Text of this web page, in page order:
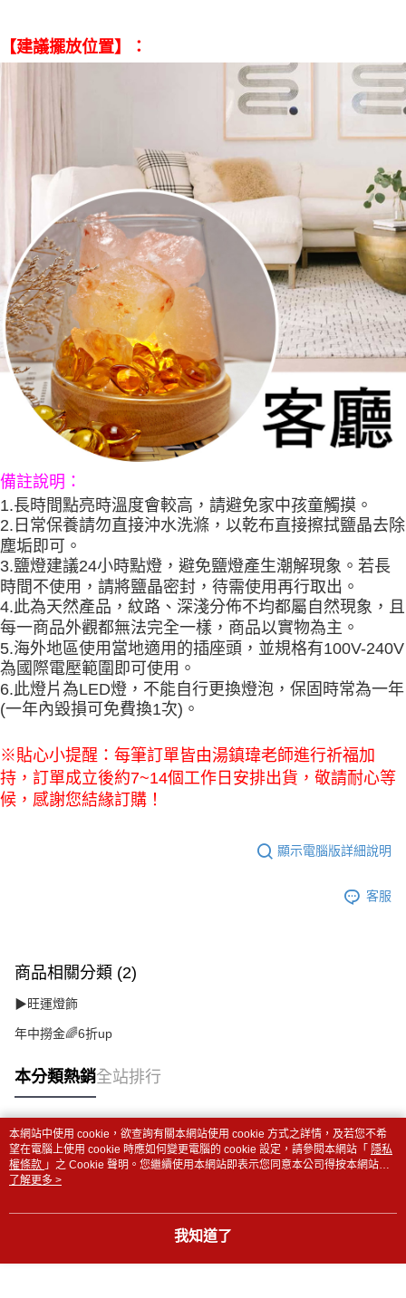
【建議擺放位置】：
備註說明：
1.長時間點亮時溫度會較高，請避免家中孩童觸摸。
2.日常保養請勿直接沖水洗滌，以乾布直接擦拭鹽晶去除
塵垢即可。
3.鹽燈建議24小時點燈，避免鹽燈產生潮解現象。若長
時間不使用，請將鹽晶密封，待需使用再行取出。
4.此為天然產品，紋路、深淺分佈不均都屬自然現象，且
每一商品外觀都無法完全一樣，商品以實物為主。
5.海外地區使用當地適用的插座頭，並規格有100V-240V
為國際電壓範圍即可使用。
6.此燈片為LED燈，不能自行更換燈泡，保固時常為一年
(一年內毀損可免費換1次)。
※貼心小提醒：每筆訂單皆由湯鎮瑋老師進行祈福加
持，訂單成立後約7~14個工作日安排出貨，敬請耐心等
候，感謝您結緣訂購！
顯示電腦版詳細說明
客服
商品相關分類 (2)
▶旺運燈飾
年中撈金🌈6折up
本分類熱銷全站排行
熱門標籤
本網站中使用 cookie，欲查詢有關本網站使用 cookie 方式之詳情，及若您不希
望在電腦上使用 cookie 時應如何變更電腦的 cookie 設定，請參閱本網站「 隱私
權條款 」之 Cookie 聲明。您繼續使用本網站即表示您同意本公司得按本網站使
用條款之 Cookie 聲明使用 cookie。
了解更多 >
我知道了